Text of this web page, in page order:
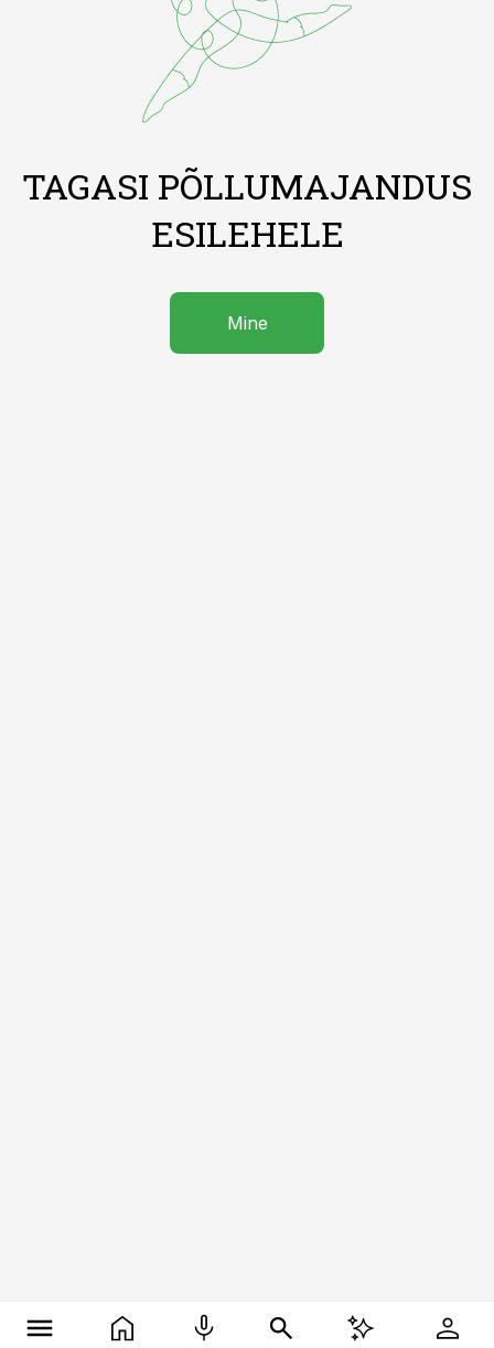
TAGASI PÕLLUMAJANDUS
ESILEHELE
Mine